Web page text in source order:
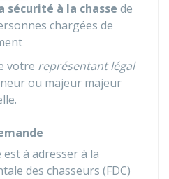
à la chasse de
chargées de
votre représentant légal
ou majeur majeur
à adresser à la
des chasseurs (FDC)